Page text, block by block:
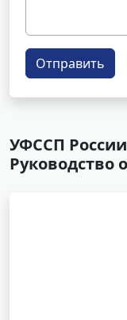
Отправить
УФССП
Руководство